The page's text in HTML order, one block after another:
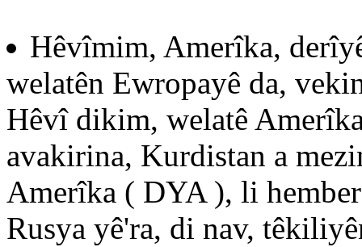
Hêvîmim, Amerîka,
welatên Ewropayê da,
Hêvî dikim, welatê
avakirina, Kurdistan a
Amerîka ( DYA ), li
Rusya yê'ra, di nav,